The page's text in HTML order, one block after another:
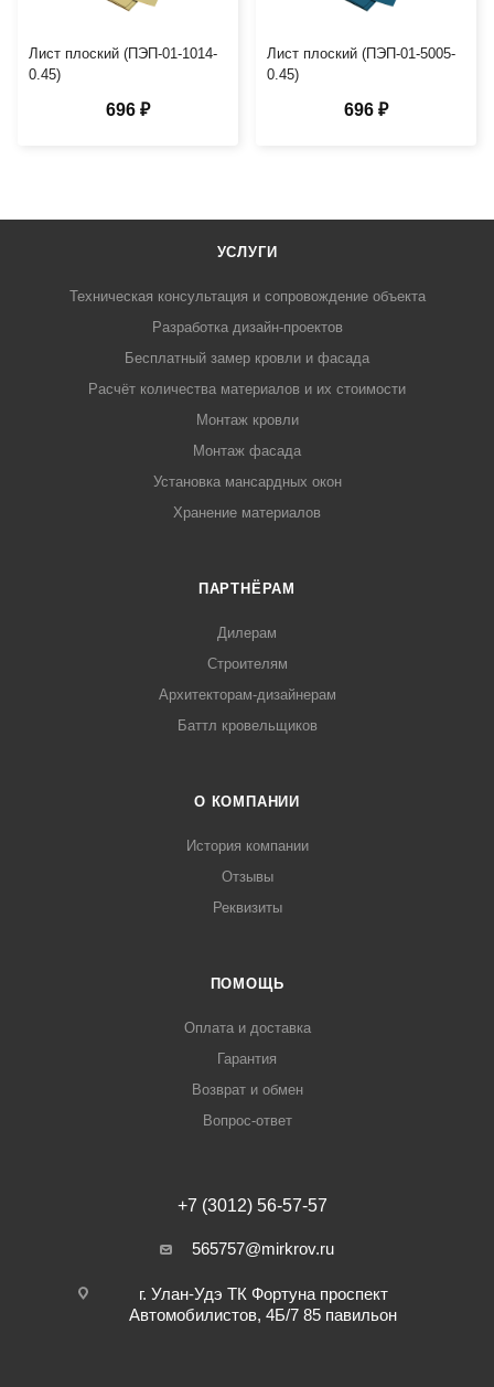
Лист плоский (ПЭП-01-1014-
0.45)
696 ₽
Лист плоский (ПЭП-01-5005-
0.45)
696 ₽
УСЛУГИ
Техническая консультация и сопровождение объекта
Разработка дизайн-проектов
Бесплатный замер кровли и фасада
Расчёт количества материалов и их стоимости
Монтаж кровли
Монтаж фасада
Установка мансардных окон
Хранение материалов
ПАРТНЁРАМ
Дилерам
Строителям
Архитекторам-дизайнерам
Баттл кровельщиков
О КОМПАНИИ
История компании
Отзывы
Реквизиты
ПОМОЩЬ
Оплата и доставка
Гарантия
Возврат и обмен
Вопрос-ответ
+7 (3012) 56-57-57
565757@mirkrov.ru
г. Улан-Удэ ​ТК Фортуна​ проспект
Автомобилистов, 4Б/7 ​85 павильон